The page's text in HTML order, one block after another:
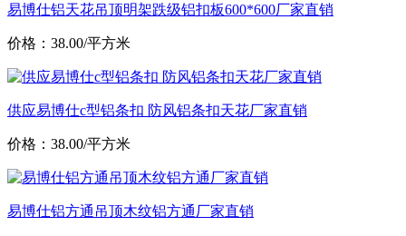
易博仕铝天花吊顶明架跌级铝扣板600*600厂家直销
价格：38.00/平方米
供应易博仕c型铝条扣 防风铝条扣天花厂家直销
价格：38.00/平方米
易博仕铝方通吊顶木纹铝方通厂家直销